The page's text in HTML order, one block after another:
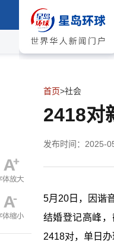
首页>社会
2418对
发布时间：2025-
5月20日，因谐
结婚登记高峰
2418对，单日办